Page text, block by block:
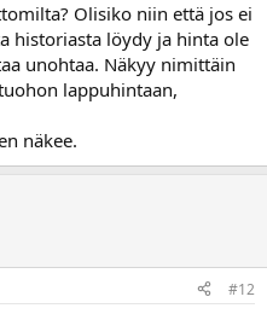
Olisiko niin että jos ei
historiasta löydy ja hinta ole
unohtaa. Näkyy nimittäin
lappuhintaan,
näkee.
#12